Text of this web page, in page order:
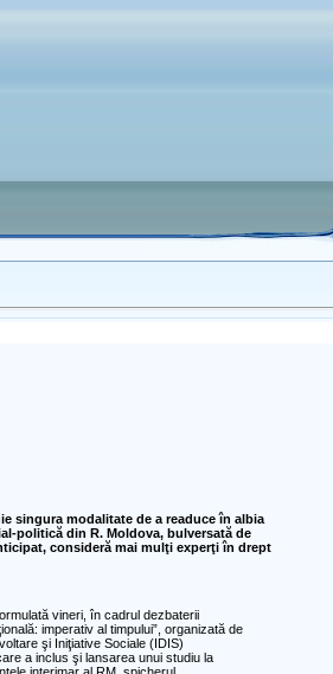
singura modalitate de a readuce în albia
politică din R. Moldova, bulversată de
consideră mai mulţi experţi în drept
vineri, în cadrul dezbaterii
imperativ al timpului”, organizată de
şi Iniţiative Sociale (IDIS)
a inclus şi lansarea unui studiu la